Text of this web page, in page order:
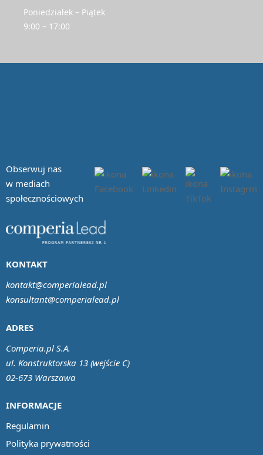
Poniedziałek – Piątek
9:00 – 17:00
Obserwuj nas
w mediach
społecznościowych
INFORMACJE
Regulamin
Polityka prywatności
ADRES
Comperia.pl S.A.
ul. Konstruktorska 13 (wejście C)
02-673 Warszawa
KONTAKT
kontakt@comperialead.pl
konsultant@comperialead.pl